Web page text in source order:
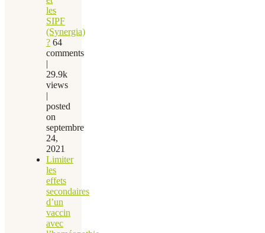
les
SIPF
(Synergia)
? 64
comments
|
29.9k
views
|
posted
on
septembre
24,
2021
Limiter
les
effets
secondaires
d’un
vaccin
avec